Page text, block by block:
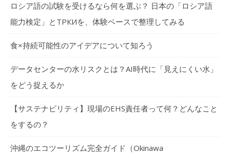
ロシア語の試験を受けるなら何を選ぶ？ 日本の「ロシア語
能力検定」とТРКИを、体験ベースで整理してみる
食×持続可能性のアイデアについて知ろう
データセンターの水リスクとは？AI時代に「見えにくい水」
をどう捉えるか
【サステナビリティ】現場のEHS責任者って何？どんなこと
をするの？
沖縄のエコツーリズム完全ガイド（Okinawa